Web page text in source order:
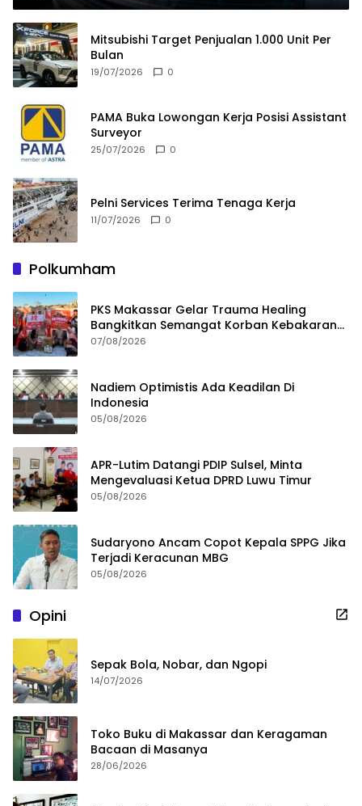
Mitsubishi Target Penjualan 1.000 Unit Per
Bulan
19/07/2026 0
PAMA Buka Lowongan Kerja Posisi Assistant
Surveyor
25/07/2026 0
Pelni Services Terima Tenaga Kerja
11/07/2026 0
Polkumham
PKS Makassar Gelar Trauma Healing
Bangkitkan Semangat Korban Kebakaran
Tallo
07/08/2026
Nadiem Optimistis Ada Keadilan Di
Indonesia
05/08/2026
APR-Lutim Datangi PDIP Sulsel, Minta
Mengevaluasi Ketua DPRD Luwu Timur
05/08/2026
Sudaryono Ancam Copot Kepala SPPG Jika
Terjadi Keracunan MBG
05/08/2026
Opini
Sepak Bola, Nobar, dan Ngopi
14/07/2026
Toko Buku di Makassar dan Keragaman
Bacaan di Masanya
28/06/2026